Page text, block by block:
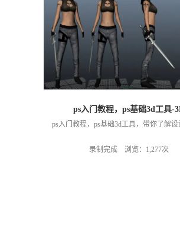
ps入门教程，ps基础3d工具-
ps入门教程，ps基础3d工具，带你了解
录制完成 浏览：1,277次